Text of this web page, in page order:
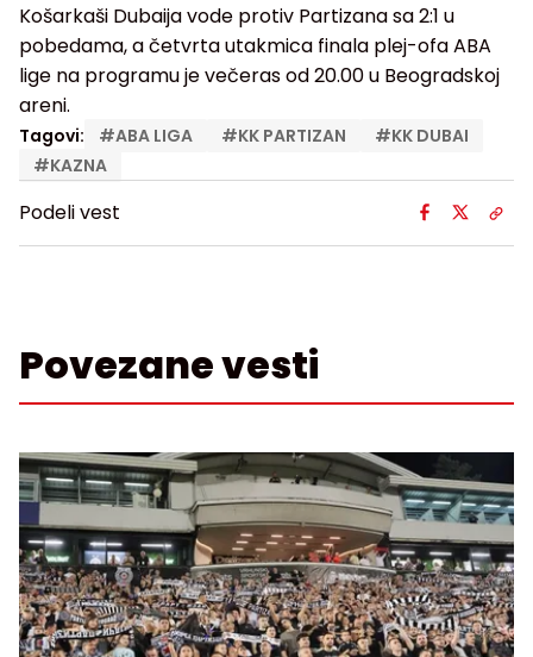
Košarkaši Dubaija vode protiv Partizana sa 2:1 u
pobedama, a četvrta utakmica finala plej-ofa ABA
lige na programu je večeras od 20.00 u Beogradskoj
areni.
Tagovi: #ABA LIGA #KK PARTIZAN #KK DUBAI
#KAZNA
Podeli vest
Povezane vesti